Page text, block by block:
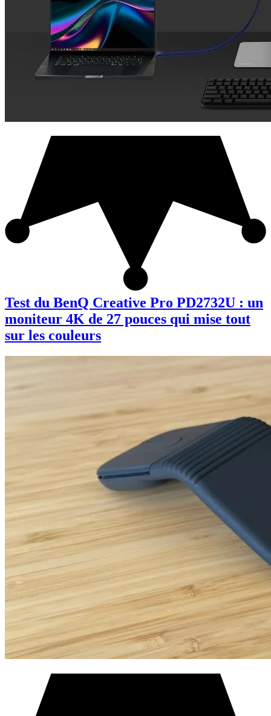
Test du BenQ Creative Pro PD2732U : un
moniteur 4K de 27 pouces qui mise tout
sur les couleurs